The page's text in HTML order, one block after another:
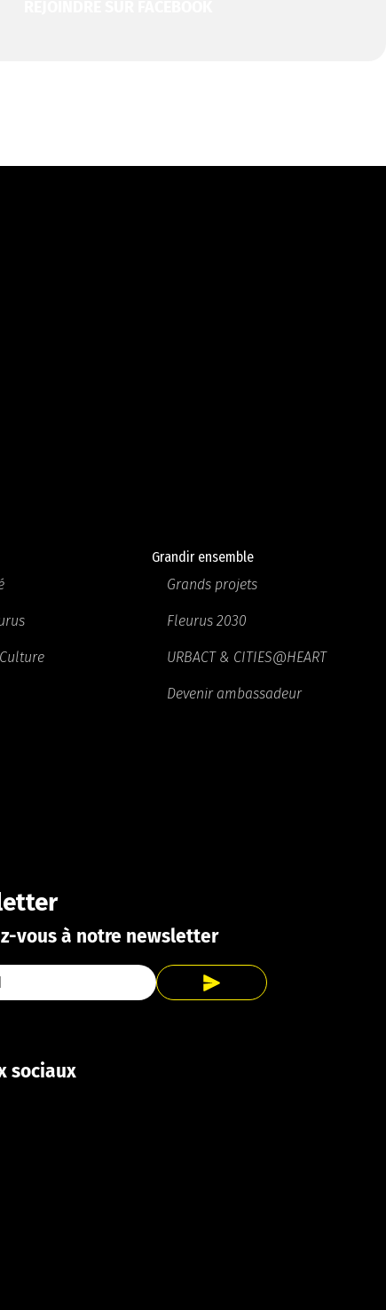
Grandir ensemble
Grands projets
Fleurus 2030
URBACT & CITIES@HEART
Devenir ambassadeur
vous à notre newsletter
sociaux